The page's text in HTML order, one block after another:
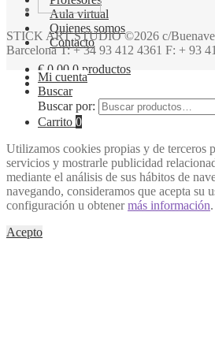
Aula virtual
Quienes somos
Contacto
€ 0,00 0 productos
STICK ART STUDIO ©2026 c/
Barcelona T: + 34 93 412 4361 F: + 93
Mi cuenta
Buscar
Buscar por:
Carrito 0
Utilizamos cookies propias y de terceros
servicios y mostrarle publicidad
mediante el análisis de sus hábitos de
navegando, consideramos que acepta su
configuración u obtenermás información.
Acepto